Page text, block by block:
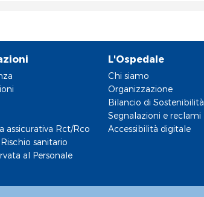
assicurativa Rct/Rco
sanitario
al Personale
L'Ospedale
Chi siamo
Organizzazione
Bilancio di Sostenibilità
Segnalazioni e reclami
Accessibilità digitale